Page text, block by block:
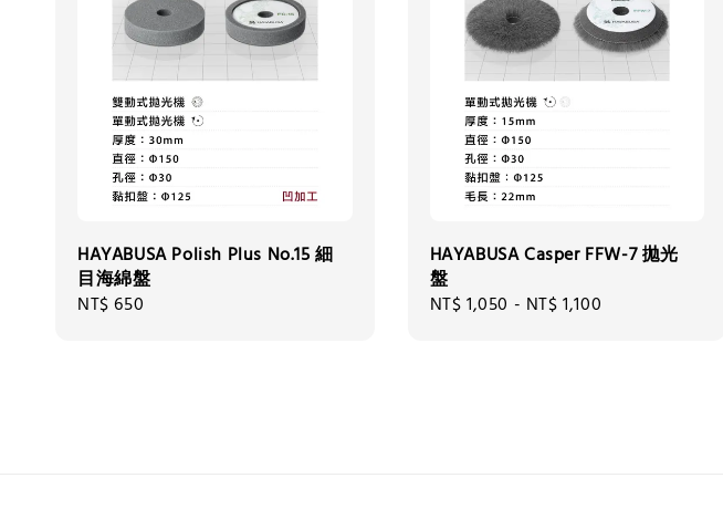
HAYABUSA Polish Plus No.15 細
目海綿盤
Regular
NT$ 650
HAYABUSA Casper FFW-7 拋光
盤
Regular
NT$ 1,050 - NT$ 1,100